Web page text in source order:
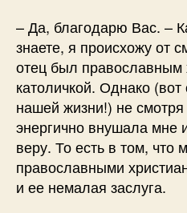
– Да, благодарю Вас. –
знаете, я происхожу от
отец был православным
католичкой. Однако
нашей жизни!) не
энергично внушала мне
веру. То есть в том, что
православными
и ее немалая заслуга.